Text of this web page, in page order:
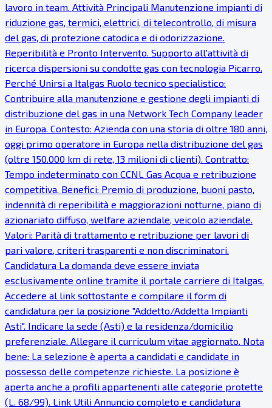
lavoro in team. Attività Principali Manutenzione impianti di
riduzione gas, termici, elettrici, di telecontrollo, di misura
del gas, di protezione catodica e di odorizzazione.
Reperibilità e Pronto Intervento. Supporto all'attività di
ricerca dispersioni su condotte gas con tecnologia Picarro.
Perché Unirsi a Italgas Ruolo tecnico specialistico:
Contribuire alla manutenzione e gestione degli impianti di
distribuzione del gas in una Network Tech Company leader
in Europa. Contesto: Azienda con una storia di oltre 180 anni,
oggi primo operatore in Europa nella distribuzione del gas
(oltre 150.000 km di rete, 13 milioni di clienti). Contratto:
Tempo indeterminato con CCNL Gas Acqua e retribuzione
competitiva. Benefici: Premio di produzione, buoni pasto,
indennità di reperibilità e maggiorazioni notturne, piano di
azionariato diffuso, welfare aziendale, veicolo aziendale.
Valori: Parità di trattamento e retribuzione per lavori di
pari valore, criteri trasparenti e non discriminatori.
Candidatura La domanda deve essere inviata
esclusivamente online tramite il portale carriere di Italgas.
Accedere al link sottostante e compilare il form di
candidatura per la posizione "Addetto/Addetta Impianti
Asti". Indicare la sede (Asti) e la residenza/domicilio
preferenziale. Allegare il curriculum vitae aggiornato. Nota
bene: La selezione è aperta a candidati e candidate in
possesso delle competenze richieste. La posizione è
aperta anche a profili appartenenti alle categorie protette
(L. 68/99). Link Utili Annuncio completo e candidatura